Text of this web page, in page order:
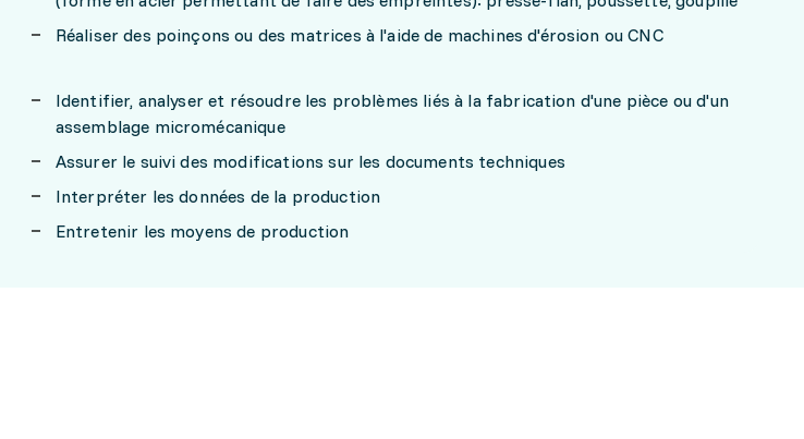
Réaliser des poinçons ou des matrices à l'aide de machines d'érosion ou CNC
Identifier, analyser et résoudre les problèmes liés à la fabrication d'une pièce ou d'un
assemblage micromécanique
Assurer le suivi des modifications sur les documents techniques
Interpréter les données de la production
Entretenir les moyens de production